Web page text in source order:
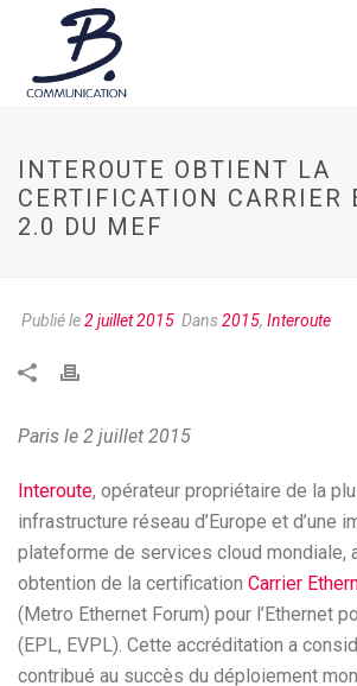
INTEROUTE OBTIENT LA
CERTIFICATION CARRIER
2.0 DU MEF
Publié le2 juillet 2015 Dans2015, Interoute
Paris le 2 juillet 2015
Interoute, opérateur propriétaire de la
infrastructure réseau d’Europe et d’une
plateforme de services cloud mondiale,
obtention de la certification Carrier
(Metro Ethernet Forum) pour l’Ethernet
(EPL, EVPL). Cette accréditation a
contribué au succès du déploiement